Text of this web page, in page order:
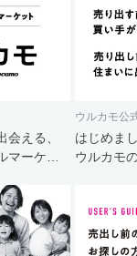
える、
マーケッ
ウルカモ公
はじめま
ウルカモ